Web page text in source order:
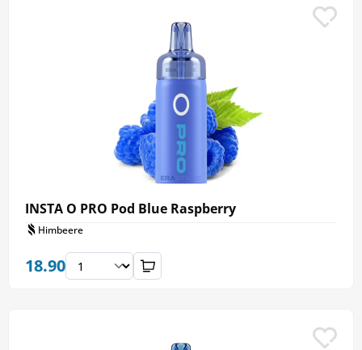
INSTA O PRO Pod Blue Raspberry
Himbeere
18.90